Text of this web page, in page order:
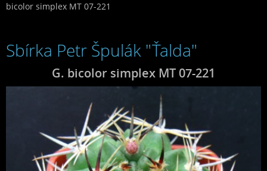
bicolor simplex MT 07-221
Sbírka Petr Špulák "Ťalda"
G. bicolor simplex MT 07-221